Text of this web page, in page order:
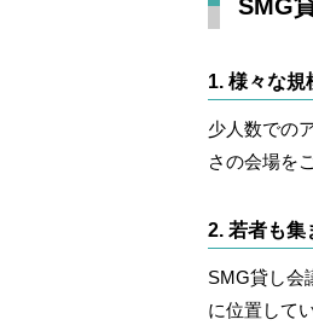
SMG
1. 様々な規
少人数での
さの会場を
2. 若者も集
SMG貸し会
に位置して